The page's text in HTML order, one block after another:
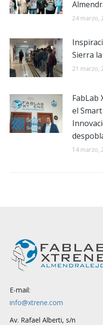
24 marzo,
Sierra
21 marzo,
FabLab
el
14 marzo,
E-mail:
info@xtrene.com
Av. Rafael Alberti, s/n